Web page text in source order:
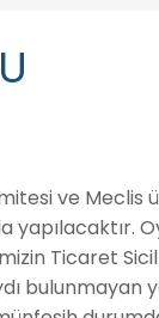
ve
yapılacaktır.
Ticaret
bulunmayan